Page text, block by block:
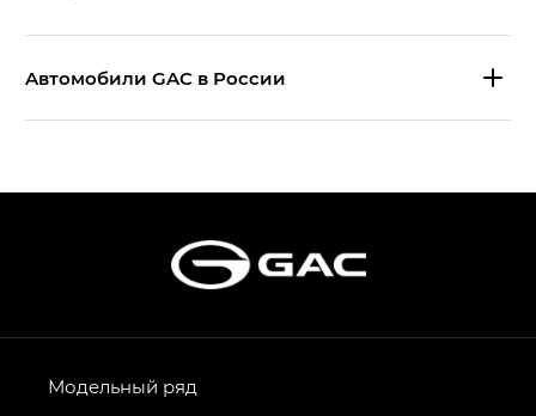
Aвтомобили GAC в России
Эс Икс ПРЕМИУМ — SX PREMIUM
S7 — Эс 7 (S7) в комплектациях
Эс Икс ПРЕМИУМ — SX PREMIUM, Эс Тэ — ST
в комплектации Экс ПРЕМИУМ — EX PREMIUM
AION V — Айон Ви в комплектациях Экс — EX,
Модельный ряд